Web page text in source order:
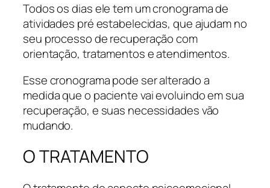
Todos os dias ele tem um cronograma de
atividades pré estabelecidas, que ajudam no
seu processo de recuperação com
orientação, tratamentos e atendimentos.
Esse cronograma pode ser alterado a
medida que o paciente vai evoluindo em sua
recuperação, e suas necessidades vão
mudando.
O TRATAMENTO